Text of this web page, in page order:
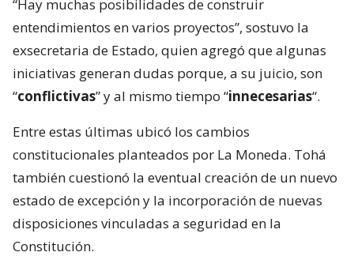
“Hay muchas posibilidades de construir
entendimientos en varios proyectos”, sostuvo la
exsecretaria de Estado, quien agregó que algunas
iniciativas generan dudas porque, a su juicio, son
“conflictivas” y al mismo tiempo “innecesarias“.
Entre estas últimas ubicó los cambios
constitucionales planteados por La Moneda. Tohá
también cuestionó la eventual creación de un nuevo
estado de excepción y la incorporación de nuevas
disposiciones vinculadas a seguridad en la
Constitución.